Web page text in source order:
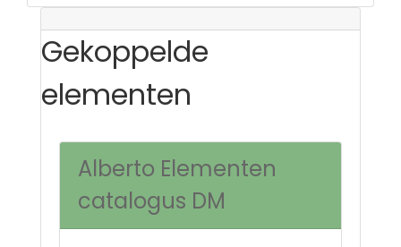
Gekoppelde
elementen
Alberto Elementen
catalogus DM